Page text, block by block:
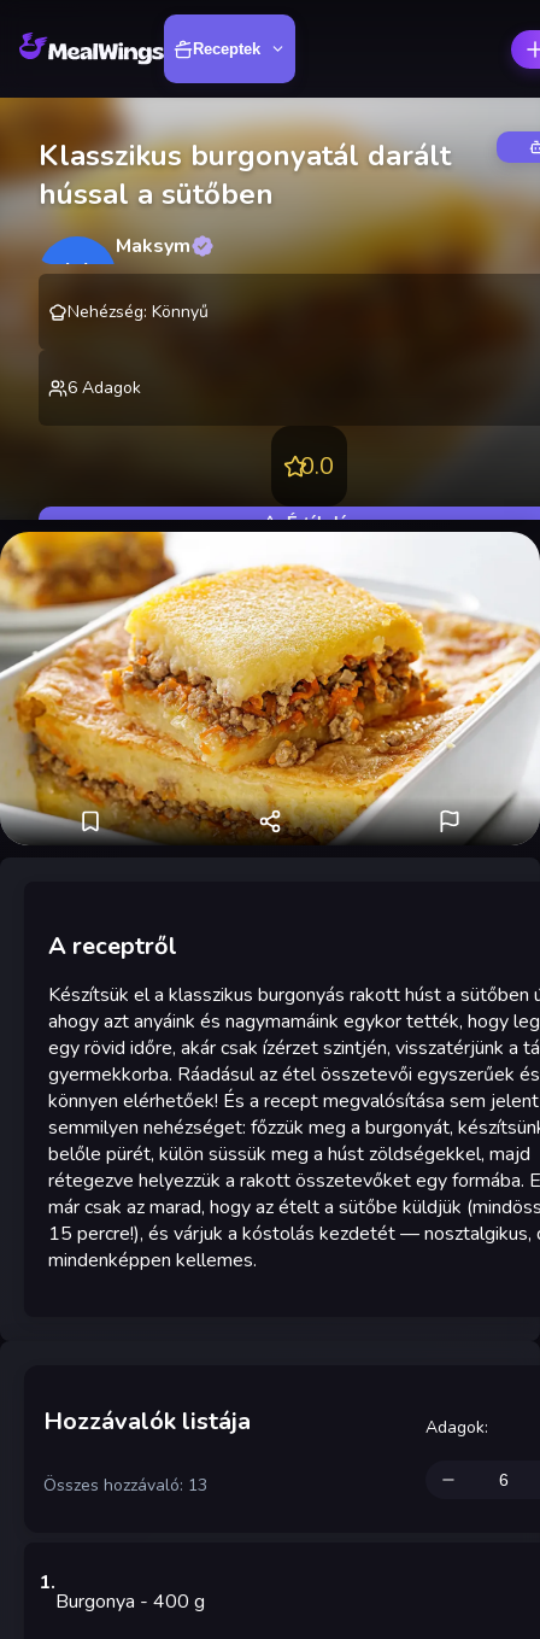
Receptek
Klasszikus burgonyatál darált
hússal a sütőben
M
Maksym
Nehézség: Könnyű
6 Adagok
0.0
Értékelés
A receptről
Készítsük el a klasszikus burgonyás rakott húst a sütőben
ahogy azt anyáink és nagymamáink egykor tették, hogy
egy rövid időre, akár csak ízérzet szintjén, visszatérjünk a
gyermekkorba. Ráadásul az étel összetevői egyszerűek és
könnyen elérhetőek! És a recept megvalósítása sem jelent
semmilyen nehézséget: főzzük meg a burgonyát,
belőle pürét, külön süssük meg a húst zöldségekkel, majd
rétegezve helyezzük a rakott összetevőket egy formába.
már csak az marad, hogy az ételt a sütőbe küldjük
15 percre!), és várjuk a kóstolás kezdetét — nosztalgikus,
mindenképpen kellemes.
Hozzávalók listája
Összes hozzávaló: 13
Adagok:
1.
Burgonya - 400 g